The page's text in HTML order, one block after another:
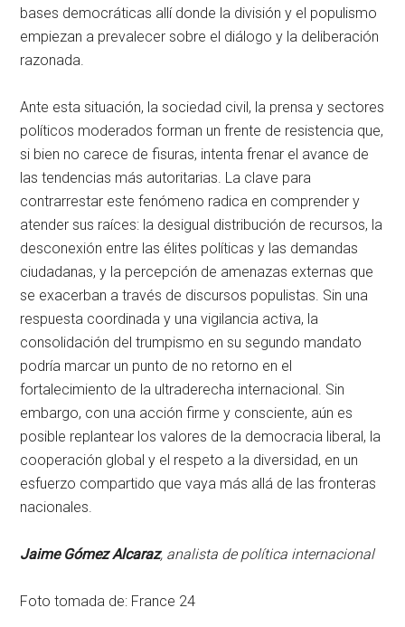
bases democráticas allí donde la división y el populismo
empiezan a prevalecer sobre el diálogo y la deliberación
razonada.
Ante esta situación, la sociedad civil, la prensa y sectores
políticos moderados forman un frente de resistencia que,
si bien no carece de fisuras, intenta frenar el avance de
las tendencias más autoritarias. La clave para
contrarrestar este fenómeno radica en comprender y
atender sus raíces: la desigual distribución de recursos, la
desconexión entre las élites políticas y las demandas
ciudadanas, y la percepción de amenazas externas que
se exacerban a través de discursos populistas. Sin una
respuesta coordinada y una vigilancia activa, la
consolidación del trumpismo en su segundo mandato
podría marcar un punto de no retorno en el
fortalecimiento de la ultraderecha internacional. Sin
embargo, con una acción firme y consciente, aún es
posible replantear los valores de la democracia liberal, la
cooperación global y el respeto a la diversidad, en un
esfuerzo compartido que vaya más allá de las fronteras
nacionales.
Jaime Gómez Alcaraz, analista de política internacional
Foto tomada de: France 24